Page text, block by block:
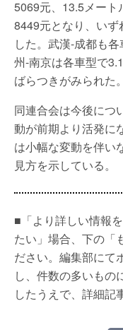
5069元、13.5メー
8449元となり、い
した。武漢-成都も
州-南京は各車型で
ばらつきがみられた。
同連合会は今後につ
動が前期より活発に
は小幅な変動を伴い
見方を示している。
■「より詳しい情報
たい」場合、下の「
ださい。編集部にて
し、件数の多いもの
したうえで、詳細記